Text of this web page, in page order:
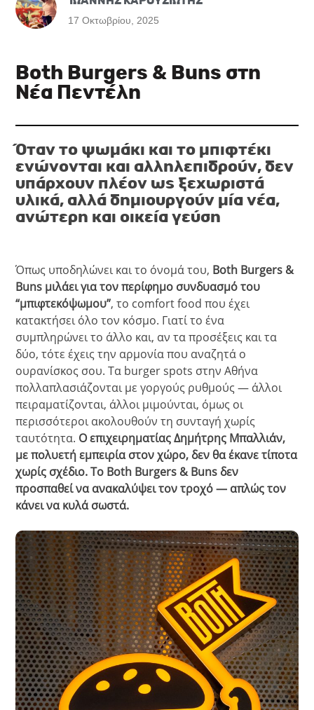
17 Οκτωβρίου, 2025
Both Burgers & Buns στη
Νέα Πεντέλη
Όταν το ψωμάκι και το μπιφτέκι
ενώνονται και αλληλεπιδρούν, δεν
υπάρχουν πλέον ως ξεχωριστά
υλικά, αλλά δημιουργούν μία νέα,
ανώτερη και οικεία γεύση
Όπως υποδηλώνει και το όνομά του, Both Burgers &
Buns μιλάει για τον περίφημο συνδυασμό του
“μπιφτεκόψωμου”, το comfort food που έχει
κατακτήσει όλο τον κόσμο. Γιατί το ένα
συμπληρώνει το άλλο και, αν τα προσέξεις και τα
δύο, τότε έχεις την αρμονία που αναζητά ο
ουρανίσκος σου. Τα burger spots στην Αθήνα
πολλαπλασιάζονται με γοργούς ρυθμούς — άλλοι
πειραματίζονται, άλλοι μιμούνται, όμως οι
περισσότεροι ακολουθούν τη συνταγή χωρίς
ταυτότητα. Ο επιχειρηματίας Δημήτρης Μπαλλιάν,
με πολυετή εμπειρία στον χώρο, δεν θα έκανε τίποτα
χωρίς σχέδιο. Το Both Burgers & Buns δεν
προσπαθεί να ανακαλύψει τον τροχό — απλώς τον
κάνει να κυλά σωστά.